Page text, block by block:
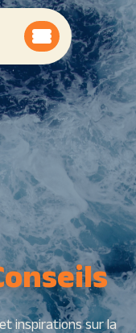
inspirations sur la